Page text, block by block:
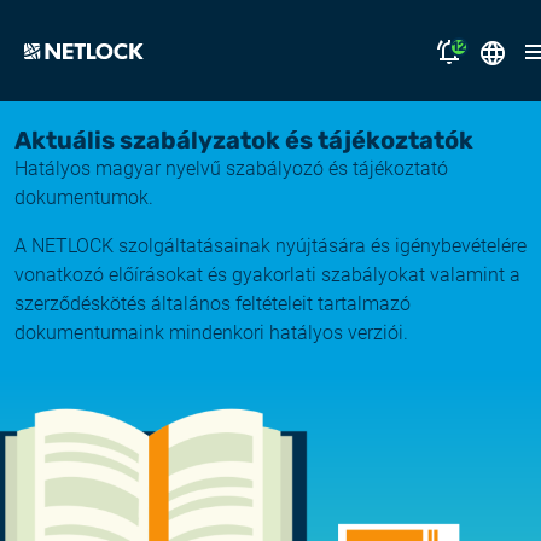
megoldásaink
támogatás
miért a NETLOCK?
NL Campus
bejelentkezés
12
Nyitvatartási tájékoztató
2026.07.17.
Tájékoztatás átmeneti e-mail kézbesítési
fennakadásról
2026.07.14.
2026.06.22.
Rendszerfrissítés
2026.06.04.
Magyar
English
Aktuális szabályzatok és tájékoztatók
Hatályos magyar nyelvű szabályozó és tájékoztató
dokumentumok.
A NETLOCK szolgáltatásainak nyújtására és igénybevételére
vonatkozó előírásokat és gyakorlati szabályokat valamint a
szerződéskötés általános feltételeit tartalmazó
dokumentumaink mindenkori hatályos verziói.